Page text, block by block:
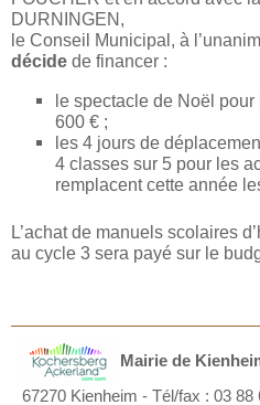
DURNINGEN,
le Conseil Municipal, à
décide de financer :
le spectacle de Noël pour
600 € ;
les 4 jours de
4 classes sur 5 pour les
remplacent cette année
L’achat de manuels scolaires
au cycle 3 sera payé sur le
Mairie de
67270 Kienheim - Tél/fax : 03 88